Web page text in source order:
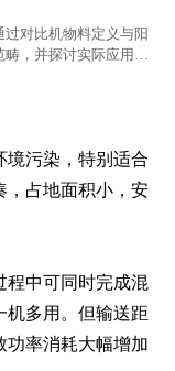
对比机物料定义与阳
，并探讨实际应用中
境污染，特别适合
，占地面积小，安
程中可同时完成混
机多用。但输送距
功率消耗大幅增加